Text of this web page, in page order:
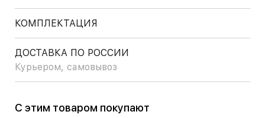
КОМПЛЕКТАЦИЯ
ДОСТАВКА ПО РОССИИ
Курьером, самовывоз
С этим товаром покупают